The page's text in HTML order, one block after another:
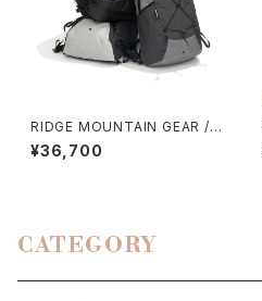
RIDGE MOUNTAIN GEAR /
ONE MILE TRIM
¥36,700
CATEGORY